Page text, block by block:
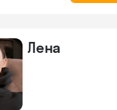
Лена